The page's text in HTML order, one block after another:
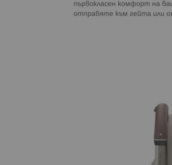
първокласен комфорт на
отправяте към гейта или